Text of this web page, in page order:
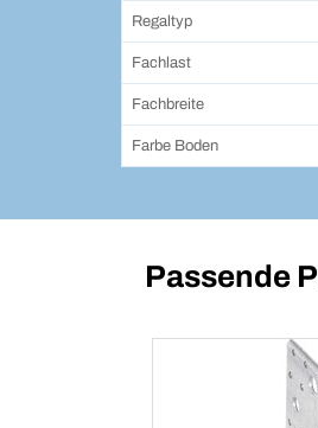
Regaltyp
Fachlast
Fachbreite
Farbe Boden
Passende